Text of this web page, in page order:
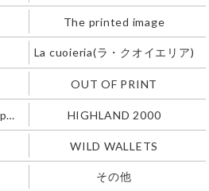
The printed image
La cuoieria(ラ・クオイエリア)
OUT OF PRINT
HIGHLAND 2000
WILD WALLETS
その他